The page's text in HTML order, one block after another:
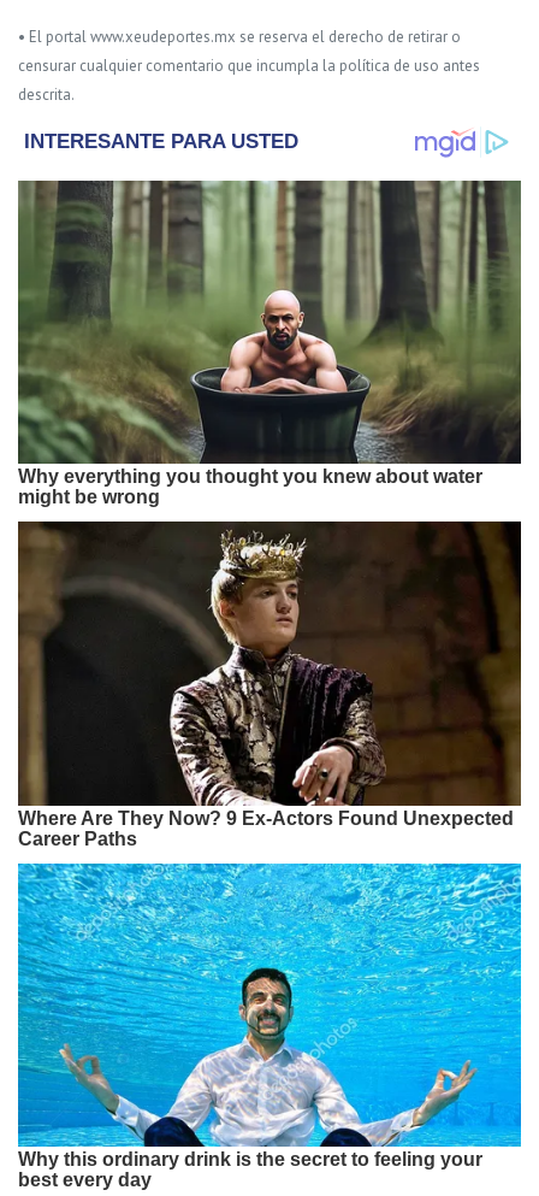
• El portal www.xeudeportes.mx se reserva el derecho de retirar o
censurar cualquier comentario que incumpla la política de uso antes
descrita.